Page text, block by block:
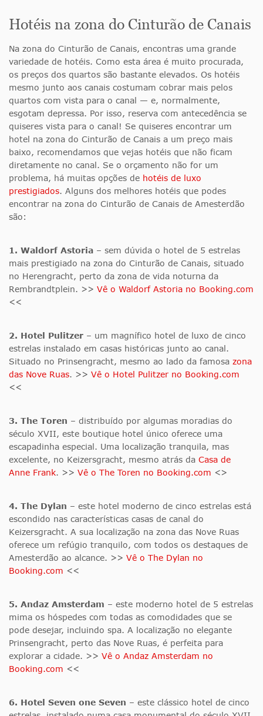
Hotéis na zona do Cinturão de Canais
Na zona do Cinturão de Canais, encontras uma grande
variedade de hotéis. Como esta área é muito procurada,
os preços dos quartos são bastante elevados. Os hotéis
mesmo junto aos canais costumam cobrar mais pelos
quartos com vista para o canal — e, normalmente,
esgotam depressa. Por isso, reserva com antecedência se
quiseres vista para o canal! Se quiseres encontrar um
hotel na zona do Cinturão de Canais a um preço mais
baixo, recomendamos que vejas hotéis que não ficam
diretamente no canal. Se o orçamento não for um
problema, há muitas opções de hotéis de luxo
prestigiados. Alguns dos melhores hotéis que podes
encontrar na zona do Cinturão de Canais de Amesterdão
são:
1. Waldorf Astoria – sem dúvida o hotel de 5 estrelas
mais prestigiado na zona do Cinturão de Canais, situado
no Herengracht, perto da zona de vida noturna da
Rembrandtplein. >> Vê o Waldorf Astoria no Booking.com
<<
2. Hotel Pulitzer – um magnífico hotel de luxo de cinco
estrelas instalado em casas históricas junto ao canal.
Situado no Prinsengracht, mesmo ao lado da famosa zona
das Nove Ruas. >> Vê o Hotel Pulitzer no Booking.com
<<
3. The Toren – distribuído por algumas moradias do
século XVII, este boutique hotel único oferece uma
escapadinha especial. Uma localização tranquila, mas
excelente, no Keizersgracht, mesmo atrás da Casa de
Anne Frank. >> Vê o The Toren no Booking.com <>
4. The Dylan – este hotel moderno de cinco estrelas está
escondido nas características casas de canal do
Keizersgracht. A sua localização na zona das Nove Ruas
oferece um refúgio tranquilo, com todos os destaques de
Amesterdão ao alcance. >> Vê o The Dylan no
Booking.com <<
5. Andaz Amsterdam – este moderno hotel de 5 estrelas
mima os hóspedes com todas as comodidades que se
pode desejar, incluindo spa. A localização no elegante
Prinsengracht, perto das Nove Ruas, é perfeita para
explorar a cidade. >> Vê o Andaz Amsterdam no
Booking.com <<
6. Hotel Seven one Seven – este clássico hotel de cinco